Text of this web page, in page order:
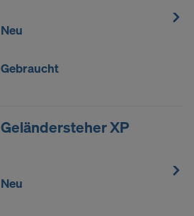
Neu
Gebraucht
Geländersteher XP
Neu